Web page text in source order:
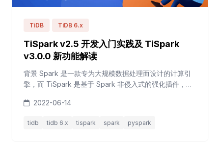
TiDB TiDB 6.x
TiSpark v2.5 开发入门实践及 TiSpark
v3.0.0 新功能解读
背景 Spark 是一款专为大规模数据处理而设计的计算引
擎，而 TiSpark 是基于 Spark 非侵入式的强化插件，可
析。TiSpark 集成了 mysql-connector-java，可以从
的 Java 客户端，可以写入数据到 TiKV，而不用经过 T...
2022-06-14
tidb tidb 6.x tispark spark pyspark